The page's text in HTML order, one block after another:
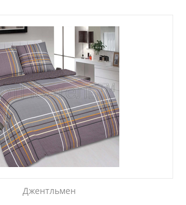
Джентльмен